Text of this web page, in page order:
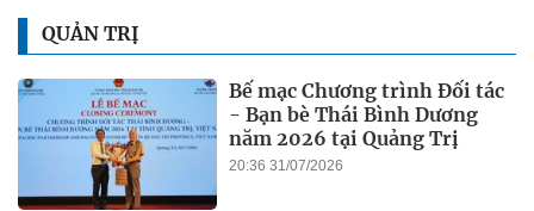
QUẢN TRỊ
Bế mạc Chương trình Đối tác
- Bạn bè Thái Bình Dương
năm 2026 tại Quảng Trị
20:36 31/07/2026